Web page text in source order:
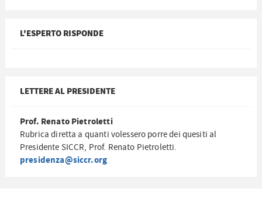
L'ESPERTO RISPONDE
LETTERE AL PRESIDENTE
Prof. Renato Pietroletti
Rubrica diretta a quanti volessero porre dei quesiti al
Presidente SICCR, Prof. Renato Pietroletti.
presidenza@siccr.org